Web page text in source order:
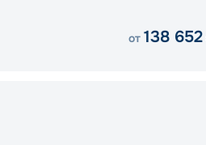
от 138 652